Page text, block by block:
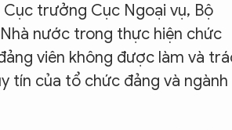
trưởng Cục Ngoại vụ, Bộ
nước trong thực hiện chức
viên không được làm và
tín của tổ chức đảng và ngành